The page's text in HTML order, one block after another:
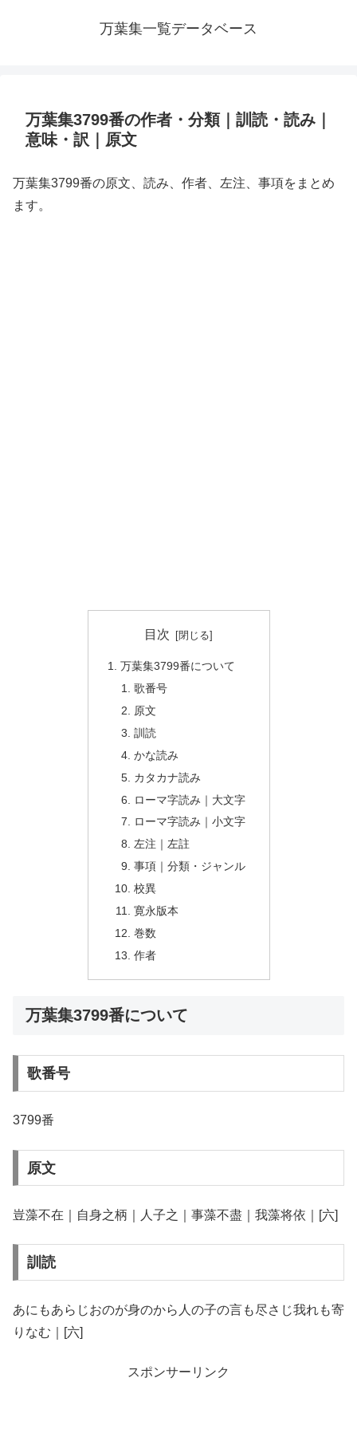
万葉集一覧データベース
万葉集3799番の作者・分類｜訓読・読み｜
意味・訳｜原文
万葉集3799番の原文、読み、作者、左注、事項をまとめ
ます。
目次
万葉集3799番について
歌番号
原文
訓読
かな読み
カタカナ読み
ローマ字読み｜大文字
ローマ字読み｜小文字
左注｜左註
事項｜分類・ジャンル
校異
寛永版本
巻数
作者
万葉集3799番について
歌番号
3799番
原文
豈藻不在｜自身之柄｜人子之｜事藻不盡｜我藻将依｜[六]
訓読
あにもあらじおのが身のから人の子の言も尽さじ我れも寄
りなむ｜[六]
スポンサーリンク